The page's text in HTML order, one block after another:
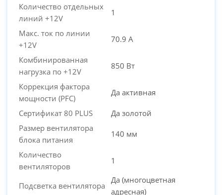
PC-Arena на карте Москвы — Яндекс Карты
Количество отдельных
линий +12V
1
Макс. ток по линии
+12V
70.9 А
Комбинированная
нагрузка по +12V
850 Вт
Коррекция фактора
мощности (PFC)
Да активная
Сертификат 80 PLUS
Да золотой
Размер вентилятора
блока питания
140 мм
Количество
вентиляторов
1
Подсветка вентилятора
Да (многоцветная
адресная)